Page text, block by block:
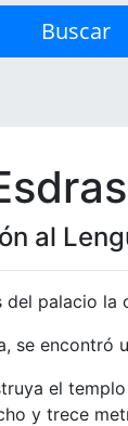
Buscar
al
palacio
se
el
y trece